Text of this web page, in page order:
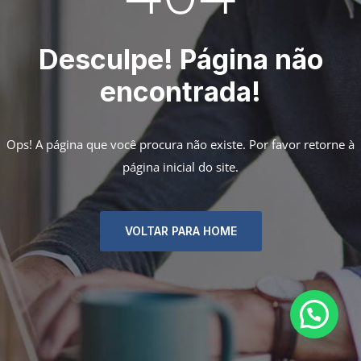
Desculpe! Página não
encontrada!
Ops! A página que você procura não existe. Por favor retorne à
página inicial do site.
VOLTAR PARA HOME